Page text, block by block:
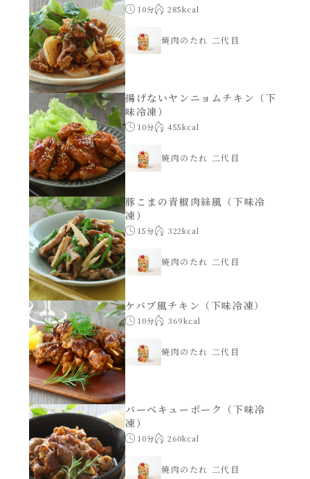
パウチのまんまシリーズ
だしまろ麺
シャンタン鍋
おもてなし
BBQ/キャンプ
炊飯器
ホットプレート
レンジ調理
お子さま
節分
ひなまつり
焼肉のたれ 二代目
やみつききゃべつの塩たれ
だしまろ酢
聖護院かぶらのもみじおろしぽん酢
ハコネーゼ 完熟トマト
ハコネーゼ 海老クリーム
ハコネーゼ ボロネーゼ
ハコネーゼ ポルチーニ
ハコネーゼ カルボナーラ
ハコネーゼ イカスミ
ハコネーゼ ボンゴレ
ハコネーゼ アラビアータ
10分 285kcal
焼肉のたれ 二代目
揚げないヤンニョムチキン（下
味冷凍）
10分 455kcal
焼肉のたれ 二代目
豚こまの青椒肉絲風（下味冷
凍）
15分 322kcal
焼肉のたれ 二代目
ケバブ風チキン（下味冷凍）
10分 369kcal
焼肉のたれ 二代目
バーベキューポーク（下味冷
凍）
10分 260kcal
焼肉のたれ 二代目